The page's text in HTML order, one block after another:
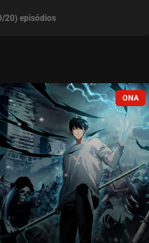
20) episódios